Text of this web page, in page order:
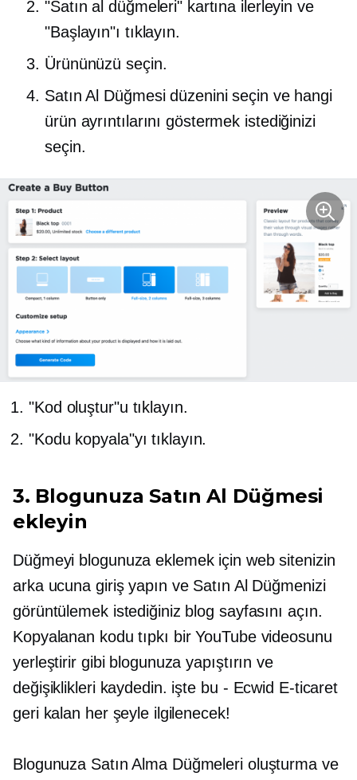
"Satın al düğmeleri" kartına ilerleyin ve
"Başlayın"ı tıklayın.
Ürününüzü seçin.
Satın Al Düğmesi düzenini seçin ve hangi
ürün ayrıntılarını göstermek istediğinizi
seçin.
"Kod oluştur"u tıklayın.
"Kodu kopyala"yı tıklayın.
3. Blogunuza Satın Al Düğmesi
ekleyin
Düğmeyi blogunuza eklemek için web sitenizin
arka ucuna giriş yapın ve Satın Al Düğmenizi
görüntülemek istediğiniz blog sayfasını açın.
Kopyalanan kodu tıpkı bir YouTube videosunu
yerleştirir gibi blogunuza yapıştırın ve
değişiklikleri kaydedin. işte bu - Ecwid E-ticaret
geri kalan her şeyle ilgilenecek!
Blogunuza Satın Alma Düğmeleri oluşturma ve